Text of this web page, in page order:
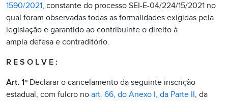
1590/2021, constante do processo SEI-E-04/224/15/2021 no
qual foram observadas todas as formalidades exigidas pela
legislação e garantido ao contribuinte o direito à
ampla defesa e contraditório.
R E S O L V E :
Art. 1º Declarar o cancelamento da seguinte inscrição
estadual, com fulcro no art. 66, do Anexo I, da Parte II, da